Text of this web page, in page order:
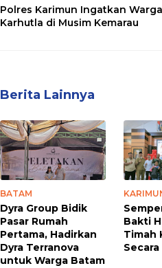
Polres Karimun Ingatkan
Karhutla di Musim Kemarau
Berita Lainnya
BATAM
Dyra Group Bidik
Pasar Rumah
Pertama, Hadirkan
Dyra Terranova
untuk Warga Batam
Bakti
Timah
Secara